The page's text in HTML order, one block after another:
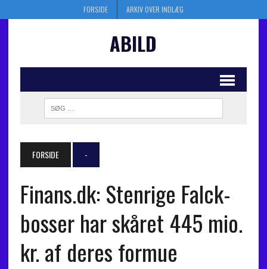
FORSIDE ARKIV OVER INDLÆG
ABILD
FORSIDE -
Finans.dk: Stenrige Falck-
bosser har skåret 445 mio.
kr. af deres formue